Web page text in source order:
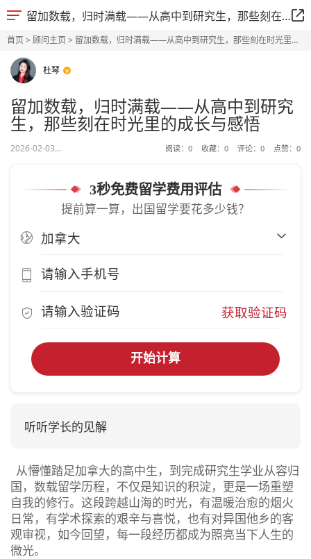
留加数载，归时满载——从高中到研究生，那些刻在时光里的成长与感悟
首页> 顾问主页> 留加数载，归时满载——从高中到研究生，那些刻在时光里的
成长与感悟
杜琴
留加数载，归时满载——从高中到研究
生，那些刻在时光里的成长与感悟
2026-02-03... 阅读： 0 收藏： 0 评论： 0 点赞： 0
3秒免费留学费用评估
提前算一算，出国留学要花多少钱？
获取验证码
开始计算
听听学长的见解
从懵懂踏足加拿大的高中生，到完成研究生学业从容归
国，数载留学历程，不仅是知识的积淀，更是一场重塑
自我的修行。这段跨越山海的时光，有温暖治愈的烟火
日常，有学术探索的艰辛与喜悦，也有对异国他乡的客
观审视，如今回望，每一段经历都成为照亮当下人生的
微光。